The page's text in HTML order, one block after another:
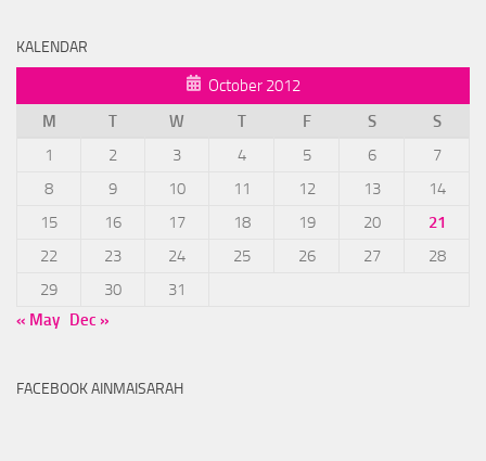
KALENDAR
October 2012
M
T W T F S
S
1
2 3 4 5 6
7
8
9 10 11 12 13
14
15
16 17 18 19 20
21
22
23 24 25 26 27
28
29
30
31
« May Dec »
FACEBOOK AINMAISARAH